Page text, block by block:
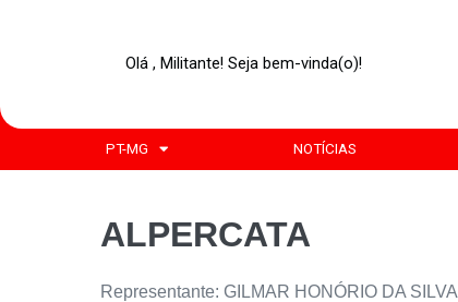
Olá , Militante! Seja bem-vinda(o)!
PT-MG NOTÍCIAS
ALPERCATA
Representante: GILMAR HONÓRIO DA SILVA